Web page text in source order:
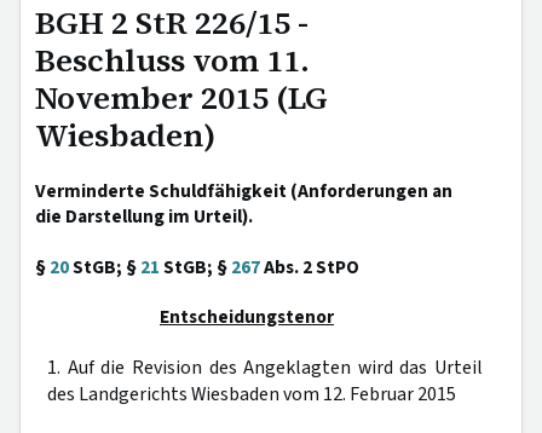
BGH 2 StR 226/15 -
Beschluss vom 11.
November 2015 (LG
Wiesbaden)
Verminderte Schuldfähigkeit (Anforderungen an
die Darstellung im Urteil).
§20StGB; §21StGB; §267Abs. 2 StPO
Entscheidungstenor
1. Auf die Revision des Angeklagten wird das Urteil
des Landgerichts Wiesbaden vom 12. Februar 2015